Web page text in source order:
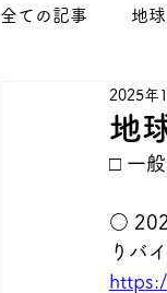
全ての記事 地
みどりのカー
地
2025年
□ 一
○
りバ